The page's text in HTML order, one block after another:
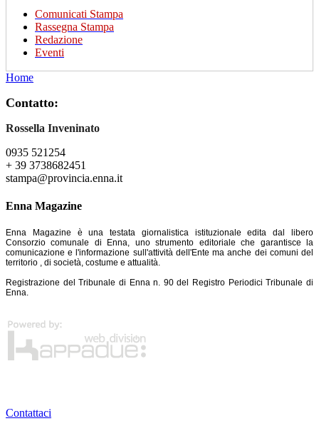
Comunicati Stampa
Rassegna Stampa
Redazione
Eventi
Home
Contatto:
Rossella Inveninato
0935 521254
+ 39 3738682451
stampa@provincia.enna.it
Enna Magazine
Enna Magazine è una testata giornalistica istituzionale edita dal libero
Consorzio comunale di Enna, uno strumento editoriale che garantisce la
comunicazione e l'informazione sull'attività dell'Ente ma anche dei comuni del
territorio , di società, costume e attualità.
Registrazione del Tribunale di Enna n. 90 del Registro Periodici Tribunale di
Enna.
Contattaci